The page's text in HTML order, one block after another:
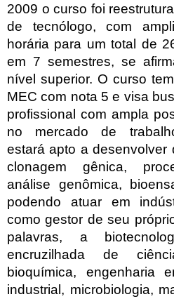
2009 o curso foi
de tecnólogo, com
horária para um total de
em 7 semestres, se
nível superior. O curso
MEC com nota 5 e visa
profissional com ampla
no mercado de
estará apto a desenvolver
clonagem gênica,
análise genômica,
podendo atuar em
como gestor de seu
palavras, a
encruzilhada de
bioquímica, engenharia
industrial, microbiologia,